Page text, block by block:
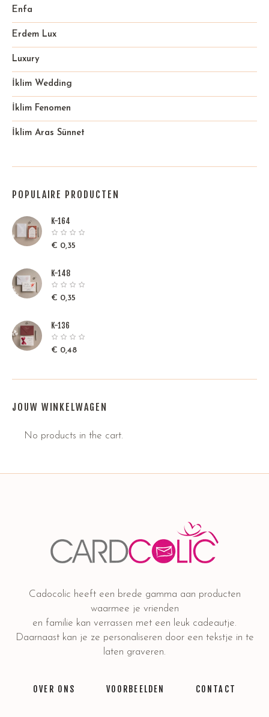
Enfa
Erdem Lux
Luxury
İklim Wedding
İklim Fenomen
İklim Aras Sünnet
POPULAIRE PRODUCTEN
K-164
€ 0,35
K-148
€ 0,35
K-136
€ 0,48
JOUW WINKELWAGEN
No products in the cart.
Cadocolic heeft een brede gamma aan producten
waarmee je vrienden
en familie kan verrassen met een leuk cadeautje.
Daarnaast kan je ze personaliseren door een tekstje in te
laten graveren.
OVER ONS VOORBEELDEN CONTACT